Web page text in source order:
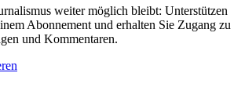
weiter möglich bleibt: Unterstützen
Abonnement und erhalten Sie Zugang zu
und Kommentaren.